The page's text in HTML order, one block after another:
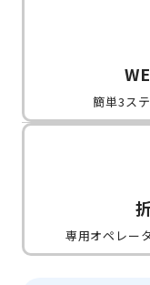
簡単3ス
専用オペレー